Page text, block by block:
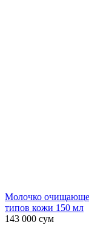
Молочко
типов кожи 150 мл
143 000 сум